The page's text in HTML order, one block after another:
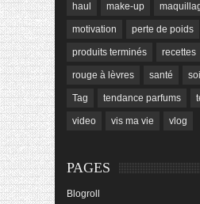
haul make-up
motivation perte de poids
produits terminés recettes
rouge à lèvres santé
Tag tendance parfums
video vis ma vie vlog
PAGES
Blogroll